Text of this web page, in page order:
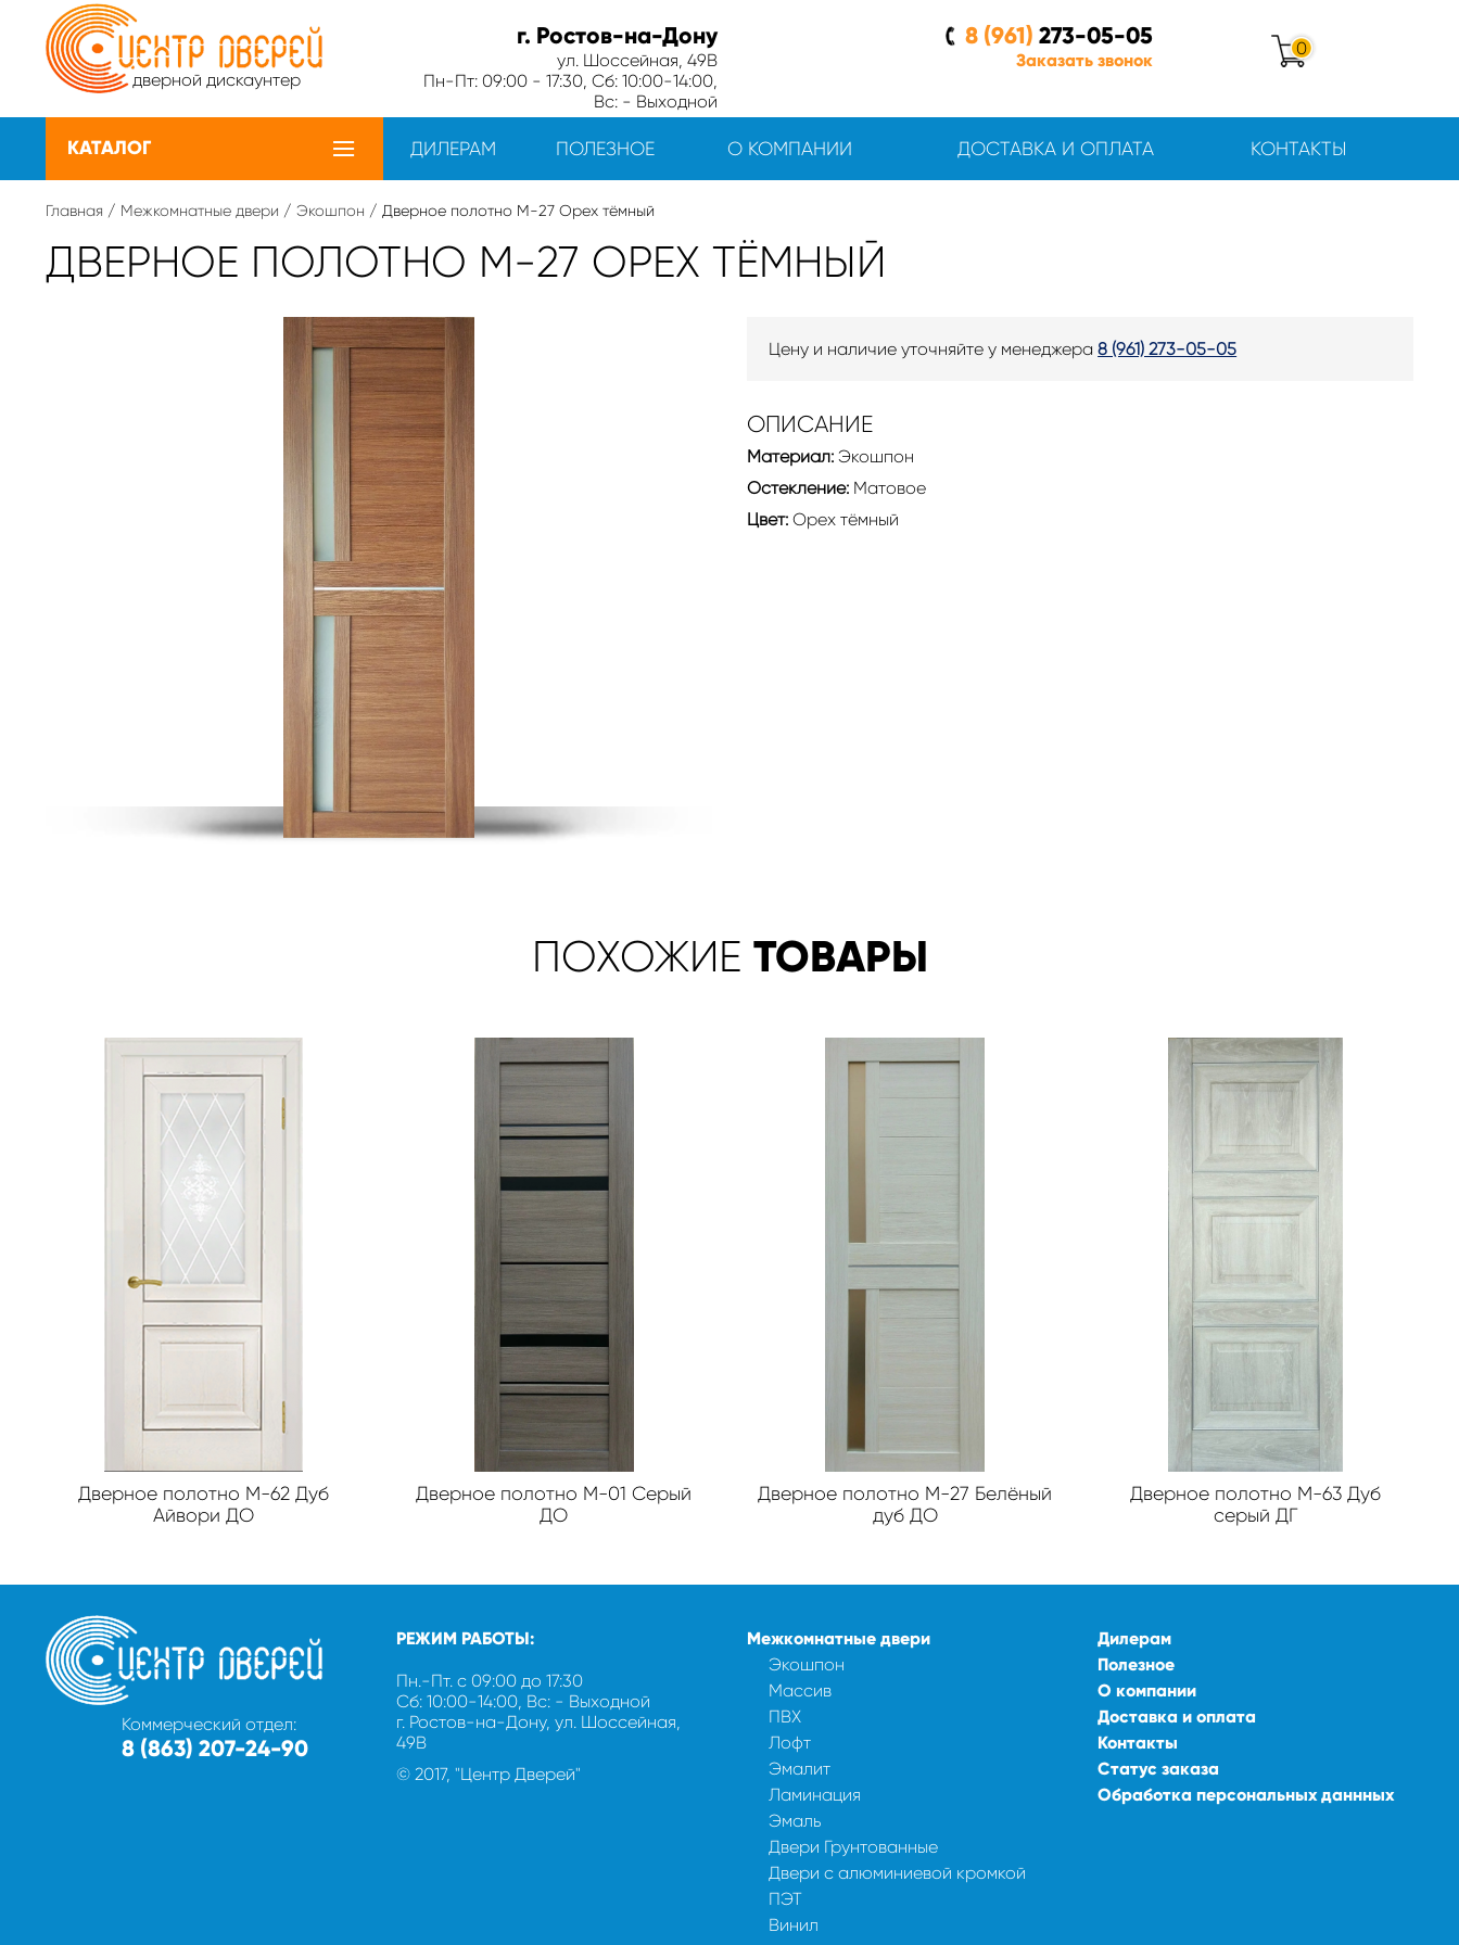
дверной дискаунтер
г. Ростов-на-Дону
ул. Шоссейная, 49В
Пн-Пт: 09:00 - 17:30, Сб: 10:00-14:00,
Вс: - Выходной
8 (961) 273-05-05
Заказать звонок
0
КАТАЛОГ ДИЛЕРАМ ПОЛЕЗНОЕ О КОМПАНИИ ДОСТАВКА И ОПЛАТА КОНТАКТЫ
Главная / Межкомнатные двери / Экошпон / Дверное полотно М-27 Орех тёмный
ДВЕРНОЕ ПОЛОТНО М-27 ОРЕХ ТЁМНЫЙ
Цену и наличие уточняйте у менеджера8 (961) 273-05-05
ОПИСАНИЕ
Материал: Экошпон
Остекление: Матовое
Цвет: Орех тёмный
ПОХОЖИЕ ТОВАРЫ
Дверное полотно М-62 Дуб
Айвори ДО
Дверное полотно М-01 Серый
ДО
Дверное полотно М-27 Белёный
дуб ДО
Дверное полотно М-63 Дуб
серый ДГ
Коммерческий отдел:
8 (863) 207-24-90
РЕЖИМ РАБОТЫ:
Пн.-Пт. с 09:00 до 17:30
Сб: 10:00-14:00, Вс: - Выходной
г. Ростов-на-Дону, ул. Шоссейная,
49В
© 2017, "Центр Дверей"
Межкомнатные двери
Экошпон
Массив
ПВХ
Лофт
Эмалит
Ламинация
Эмаль
Двери Грунтованные
Двери с алюминиевой кромкой
ПЭТ
Винил
Дилерам
Полезное
О компании
Доставка и оплата
Контакты
Статус заказа
Обработка персональных даннных